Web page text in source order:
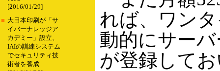
[2016/01/29]
■ 大日本印刷が「サ
イバーナレッジア
カデミー」設立、
IAIの訓練システム
でセキュリティ技
術者を養成
れば、ワン
動的にサー
が登録して